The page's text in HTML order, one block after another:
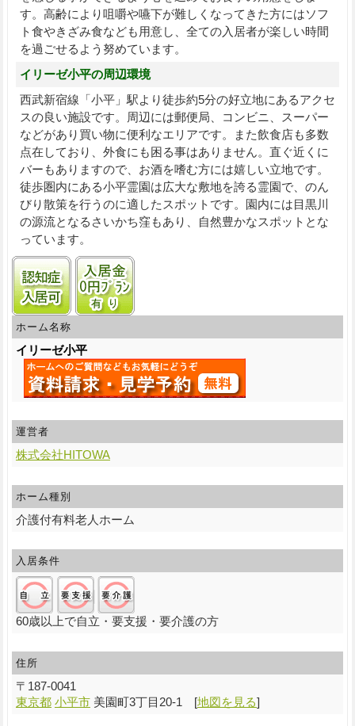
す。高齢により咀嚼や嚥下が難しくなってきた方にはソフ
ト食やきざみ食なども用意し、全ての入居者が楽しい時間
を過ごせるよう努めています。
イリーゼ小平の周辺環境
西武新宿線「小平」駅より徒歩約5分の好立地にあるアクセ
スの良い施設です。周辺には郵便局、コンビニ、スーパー
などがあり買い物に便利なエリアです。また飲食店も多数
点在しており、外食にも困る事はありません。直ぐ近くに
バーもありますので、お酒を嗜む方には嬉しい立地です。
徒歩圏内にある小平霊園は広大な敷地を誇る霊園で、のん
びり散策を行うのに適したスポットです。園内には目黒川
の源流となるさいかち窪もあり、自然豊かなスポットとな
っています。
認知症受け入れ可入居金0円プランあり
ホーム名称
イリーゼ小平
運営者
株式会社HITOWA
ホーム種別
介護付有料老人ホーム
入居条件
60歳以上で自立・要支援・要介護の方
住所
〒 187-0041
東京都 小平市 美園町3丁目20-1 [地図を見る]